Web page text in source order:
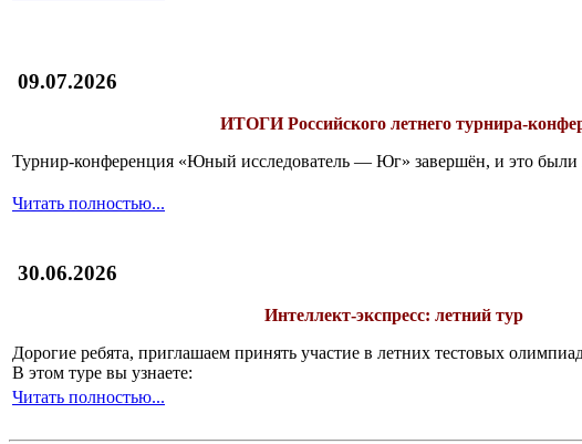
09.07.2026
ИТОГИРоссийского летнего турнира-
Турнир-конференция «Юный исследователь — Юг» завершён, и это были
Читать полностью...
30.06.2026
Интеллект-экспресс: летний тур
Дорогие ребята, приглашаем принять участие в летних тестовых
В этом туре вы узнаете:
Читать полностью...